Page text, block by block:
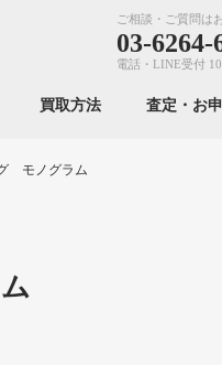
ご相談・ご質問は
03-6264-
電話・LINE受付
買取方法 査定・お
モノグラム